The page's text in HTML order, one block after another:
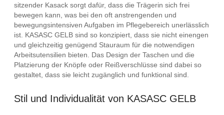
sitzender Kasack sorgt dafür, dass die Trägerin sich frei
bewegen kann, was bei den oft anstrengenden und
bewegungsintensiven Aufgaben im Pflegebereich unerlässlich
ist. KASASC GELB sind so konzipiert, dass sie nicht einengen
und gleichzeitig genügend Stauraum für die notwendigen
Arbeitsutensilien bieten. Das Design der Taschen und die
Platzierung der Knöpfe oder Reißverschlüsse sind dabei so
gestaltet, dass sie leicht zugänglich und funktional sind.
Stil und Individualität von KASASC GELB